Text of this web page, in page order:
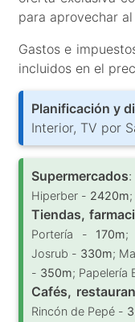
para aprovechar
Gastos e
incluidos en el
Planificación y
Interior, TV por
Supermercados:
Hiperber - 2420m
Tiendas,
Portería - 170m;
Josrub - 330m;
- 350m; Papelería
Cafés,
Rincón de Pepé -